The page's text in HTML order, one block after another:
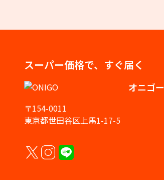
スーパー価格で、すぐ届く
オニゴー
〒154-0011
東京都世田谷区上馬1-17-5